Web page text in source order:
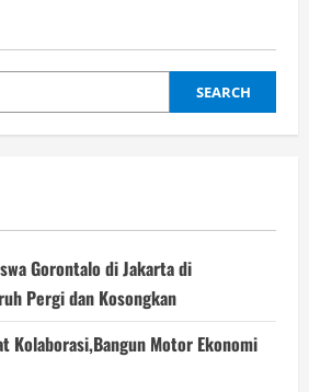
SEARCH
Gorontalo di Jakarta di
Pergi dan Kosongkan
Kolaborasi,Bangun Motor Ekonomi